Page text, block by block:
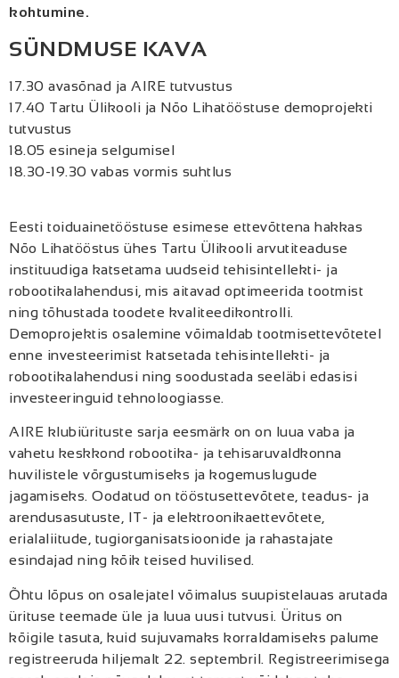
kohtumine.
SÜNDMUSE KAVA
17.30 avasõnad ja AIRE tutvustus
17.40 Tartu Ülikooli ja Nõo Lihatööstuse demoprojekti
tutvustus
18.05 esineja selgumisel
18.30-19.30 vabas vormis suhtlus
Eesti toiduainetööstuse esimese ettevõttena hakkas
Nõo Lihatööstus ühes Tartu Ülikooli arvutiteaduse
instituudiga katsetama uudseid tehisintellekti- ja
robootikalahendusi, mis aitavad optimeerida tootmist
ning tõhustada toodete kvaliteedikontrolli.
Demoprojektis osalemine võimaldab tootmisettevõtetel
enne investeerimist katsetada tehisintellekti- ja
robootikalahendusi ning soodustada seeläbi edasisi
investeeringuid tehnoloogiasse.
AIRE klubiürituste sarja eesmärk on on luua vaba ja
vahetu keskkond robootika- ja tehisaruvaldkonna
huvilistele võrgustumiseks ja kogemuslugude
jagamiseks. Oodatud on tööstusettevõtete, teadus- ja
arendusasutuste, IT- ja elektroonikaettevõtete,
erialaliitude, tugiorganisatsioonide ja rahastajate
esindajad ning kõik teised huvilised.
Õhtu lõpus on osalejatel võimalus suupistelauas arutada
ürituse teemade üle ja luua uusi tutvusi. Üritus on
kõigile tasuta, kuid sujuvamaks korraldamiseks palume
registreeruda hiljemalt 22. septembril. Registreerimisega